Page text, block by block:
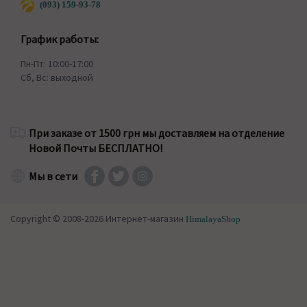
(093) 159-93-78
График работы:
Пн-Пт: 10:00-17:00
Сб, Вс: выходной
При заказе от 1500 грн мы доставляем на отделение
Новой Почты БЕСПЛАТНО!
Мы в сети
Copyright © 2008-2026 Интернет-магазин HimalayaShop